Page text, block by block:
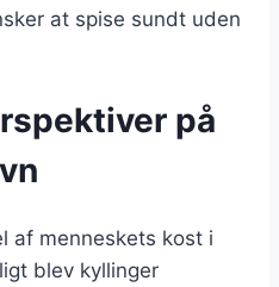
at spise sundt uden
på
af menneskets kost i
blev kyllinger